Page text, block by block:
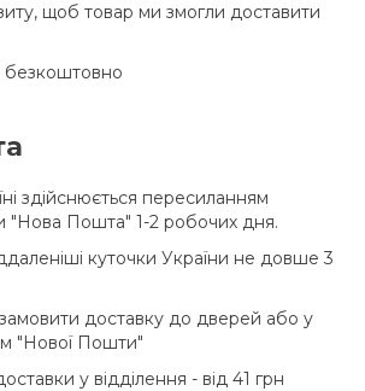
щоб товар ми змогли доставити
безкоштовно
здійснюється пересиланням
"Нова Пошта" 1-2 робочих дня.
куточки України не довше 3
доставку до дверей або у
"Нової Пошти"
у відділення - від 41 грн